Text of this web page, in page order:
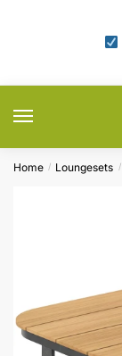
Home / Loungesets /